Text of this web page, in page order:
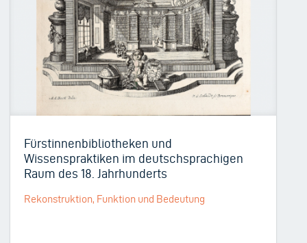
Fürstinnenbibliotheken und
Wissenspraktiken im deutschsprachigen
Raum des 18. Jahrhunderts
Rekonstruktion, Funktion und Bedeutung